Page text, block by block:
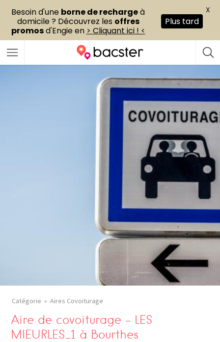
Catégorie Aires Covoiturage
Aire de covoiturage – LES
MIEURLES_1 à Bourthes
Besoin d'une borne de rechargeà
domicile ? Découvrez les offres
promosd'Engie en > Cliquant ici ! <
Plus tard
X